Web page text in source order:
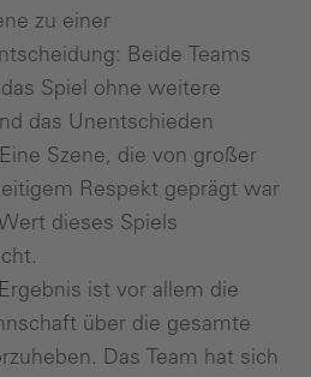
zu einer
Beide Teams
Spiel ohne weitere
das Unentschieden
Szene, die von großer
Respekt geprägt war
dieses Spiels
ist vor allem die
über die gesamte
Das Team hat sich